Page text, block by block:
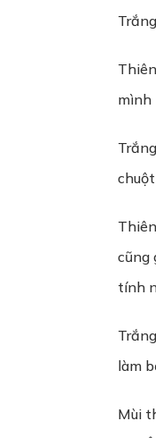
mình
cũng
tính
làm
Mùi